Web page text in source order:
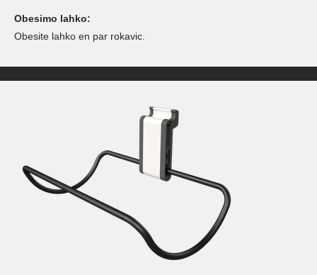
Obesimo lahko:
Obesite lahko en par rokavic.